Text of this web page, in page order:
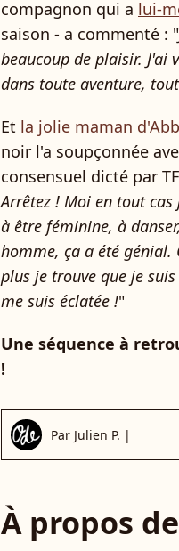
compagnon qui a lui-
saison - a commenté : "
beaucoup de plaisir. J'ai
dans toute aventure,
Et la jolie maman
noir l'a soupçonnée
consensuel dicté par
Arrêtez ! Moi en tout
à être féminine, à
homme, ça a été
plus je trouve que je
me suis éclatée !"
Une séquence à
!
Par Julien P. |
À propos de